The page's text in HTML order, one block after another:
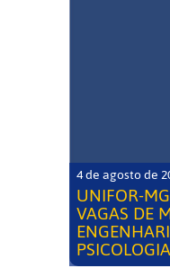
4 de agosto de
UNIFOR-
VAGAS DE
PSICOLOGIA